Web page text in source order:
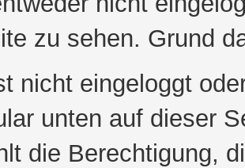
zu sehen. Grund
nicht eingeloggt
unten auf dieser
die Berechtigung,